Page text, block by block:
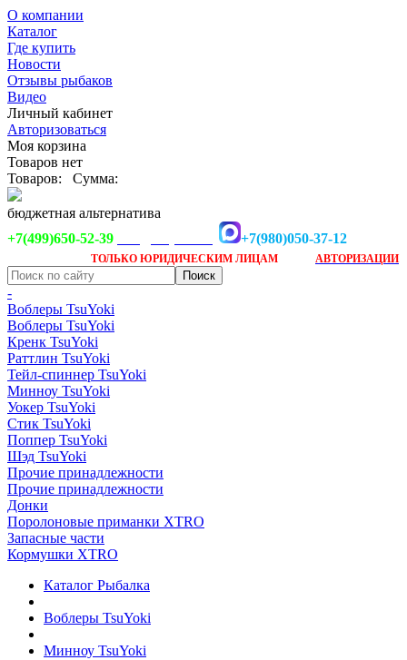
О компании
Каталог
Где купить
Новости
Отзывы рыбаков
Видео
Личный кабинет
Авторизоваться
Моя корзина
Товаров нет
Товаров:
Сумма:
бюджетная альтернатива
+7(499)650-52-39
+7(980)050-37-12
ТОЛЬКО ЮРИДИЧЕСКИМ ЛИЦАМ АВТОРИЗАЦИИ
-
Воблеры TsuYoki
Воблеры TsuYoki
Кренк TsuYoki
Раттлин TsuYoki
Тейл-спиннер TsuYoki
Минноу TsuYoki
Уокер TsuYoki
Стик TsuYoki
Поппер TsuYoki
Шэд TsuYoki
Прочие принадлежности
Прочие принадлежности
Донки
Поролоновые приманки XTRO
Запасные части
Кормушки XTRO
Каталог Рыбалка
Воблеры TsuYoki
Минноу TsuYoki